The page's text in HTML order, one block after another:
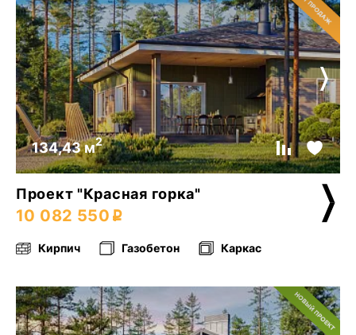
134,43 м2
Проект "Красная горка"
10 082 550
Кирпич Газобетон Каркас